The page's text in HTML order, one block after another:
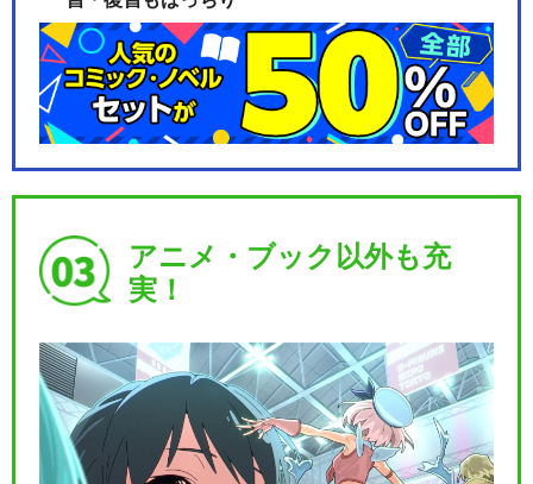
アニメ・ブック以外も充
実！